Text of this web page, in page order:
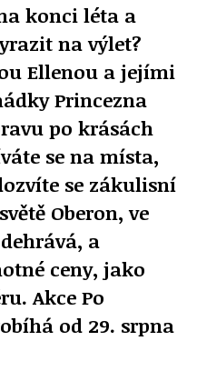
konci léta a
na výlet?
Ellenou a jejími
Princezna
po krásách
se na místa,
se zákulisní
Oberon, ve
a
ceny, jako
Akce Po
od 29. srpna